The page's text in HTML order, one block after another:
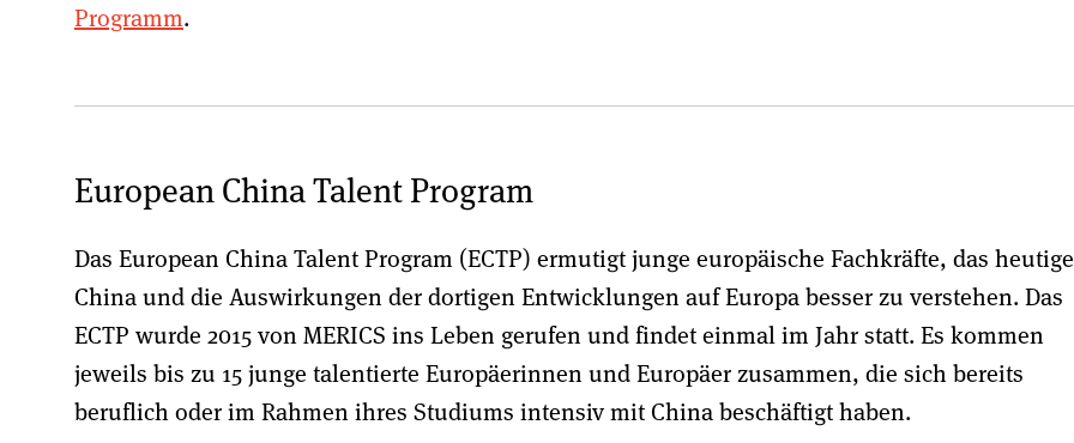
Programm.
European China Talent Program
Das European China Talent Program (ECTP) ermutigt junge europäische Fachkräfte, das heutige
China und die Auswirkungen der dortigen Entwicklungen auf Europa besser zu verstehen. Das
ECTP wurde 2015 von MERICS ins Leben gerufen und findet einmal im Jahr statt. Es kommen
jeweils bis zu 15 junge talentierte Europäerinnen und Europäer zusammen, die sich bereits
beruflich oder im Rahmen ihres Studiums intensiv mit China beschäftigt haben.